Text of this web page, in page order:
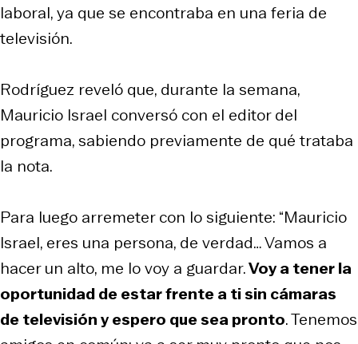
laboral, ya que se encontraba en una feria de
televisión.
Rodríguez reveló que, durante la semana,
Mauricio Israel conversó con el editor del
programa, sabiendo previamente de qué trataba
la nota.
Para luego arremeter con lo siguiente: “Mauricio
Israel, eres una persona, de verdad… Vamos a
hacer un alto, me lo voy a guardar.Voy a tener la
oportunidad de estar frente a ti sin cámaras
de televisión y espero que sea pronto. Tenemos